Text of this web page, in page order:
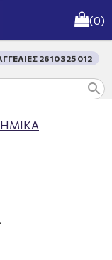
(0)
2610 325 012
search